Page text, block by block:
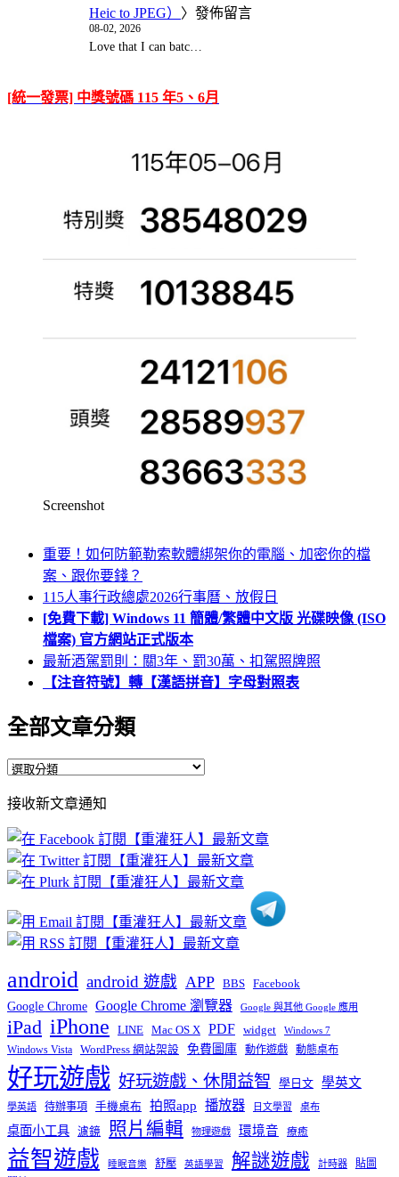
Heic to JPEG） 〉發佈留言
08-02, 2026
Love that I can batc…
[統一發票] 中獎號碼 115 年5、6月
Screenshot
重要！如何防範勒索軟體綁架你的電腦、加密你的檔
案、跟你要錢？
115人事行政總處2026行事曆、放假日
[免費下載] Windows 11 簡體/繁體中文版 光碟映像 (ISO
檔案) 官方網站正式版本
最新酒駕罰則：關3年、罰30萬、扣駕照牌照
【注音符號】轉【漢語拼音】字母對照表
全部文章分類
全
文
章
分
類
接收新文章通知
android android 遊戲 APP BBS Facebook
Google Chrome Google Chrome 瀏覽器 Google 與其他 Google 應用
iPad iPhone LINE Mac OS X PDF widget Windows 7
Windows Vista WordPress 網站架設 免費圖庫 動作遊戲 動態桌布
好玩遊戲 好玩遊戲、休閒益智 學日文 學英文
學英語 待辦事項 手機桌布 拍照app 播放器 日文學習 桌布
桌面小工具 濾鏡 照片編輯 物理遊戲 環境音 療癒
益智遊戲 睡眠音樂 舒壓 英語學習 解謎遊戲 計時器
貼圖